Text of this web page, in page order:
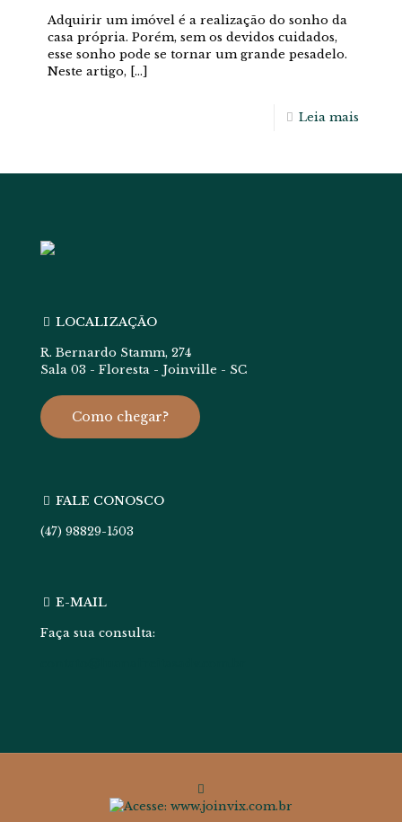
Adquirir um imóvel é a realização do sonho da
casa própria. Porém, sem os devidos cuidados,
esse sonho pode se tornar um grande pesadelo.
Neste artigo, […]
Leia mais
LOCALIZAÇÃO
R. Bernardo Stamm, 274
Sala 03 - Floresta - Joinville - SC
Como chegar?
FALE CONOSCO
(47) 98829-1503
E-MAIL
Faça sua consulta: